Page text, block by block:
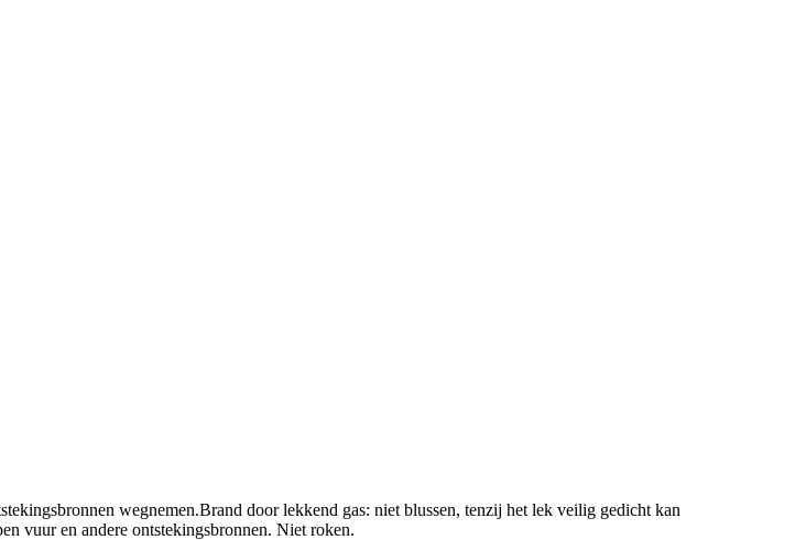
wegnemen.Brand door lekkend gas: niet blussen, tenzij het lek veilig gedicht kan
vuur en andere ontstekingsbronnen. Niet roken.